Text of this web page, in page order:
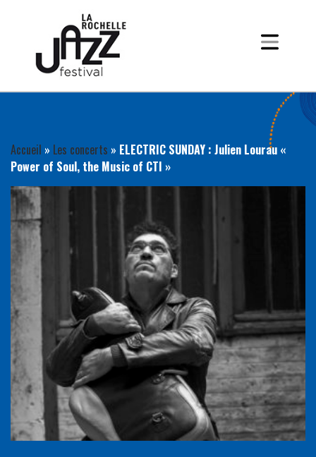
Accueil » Les concerts » ELECTRIC SUNDAY : Julien Lourau «
Power of Soul, the Music of CTI »